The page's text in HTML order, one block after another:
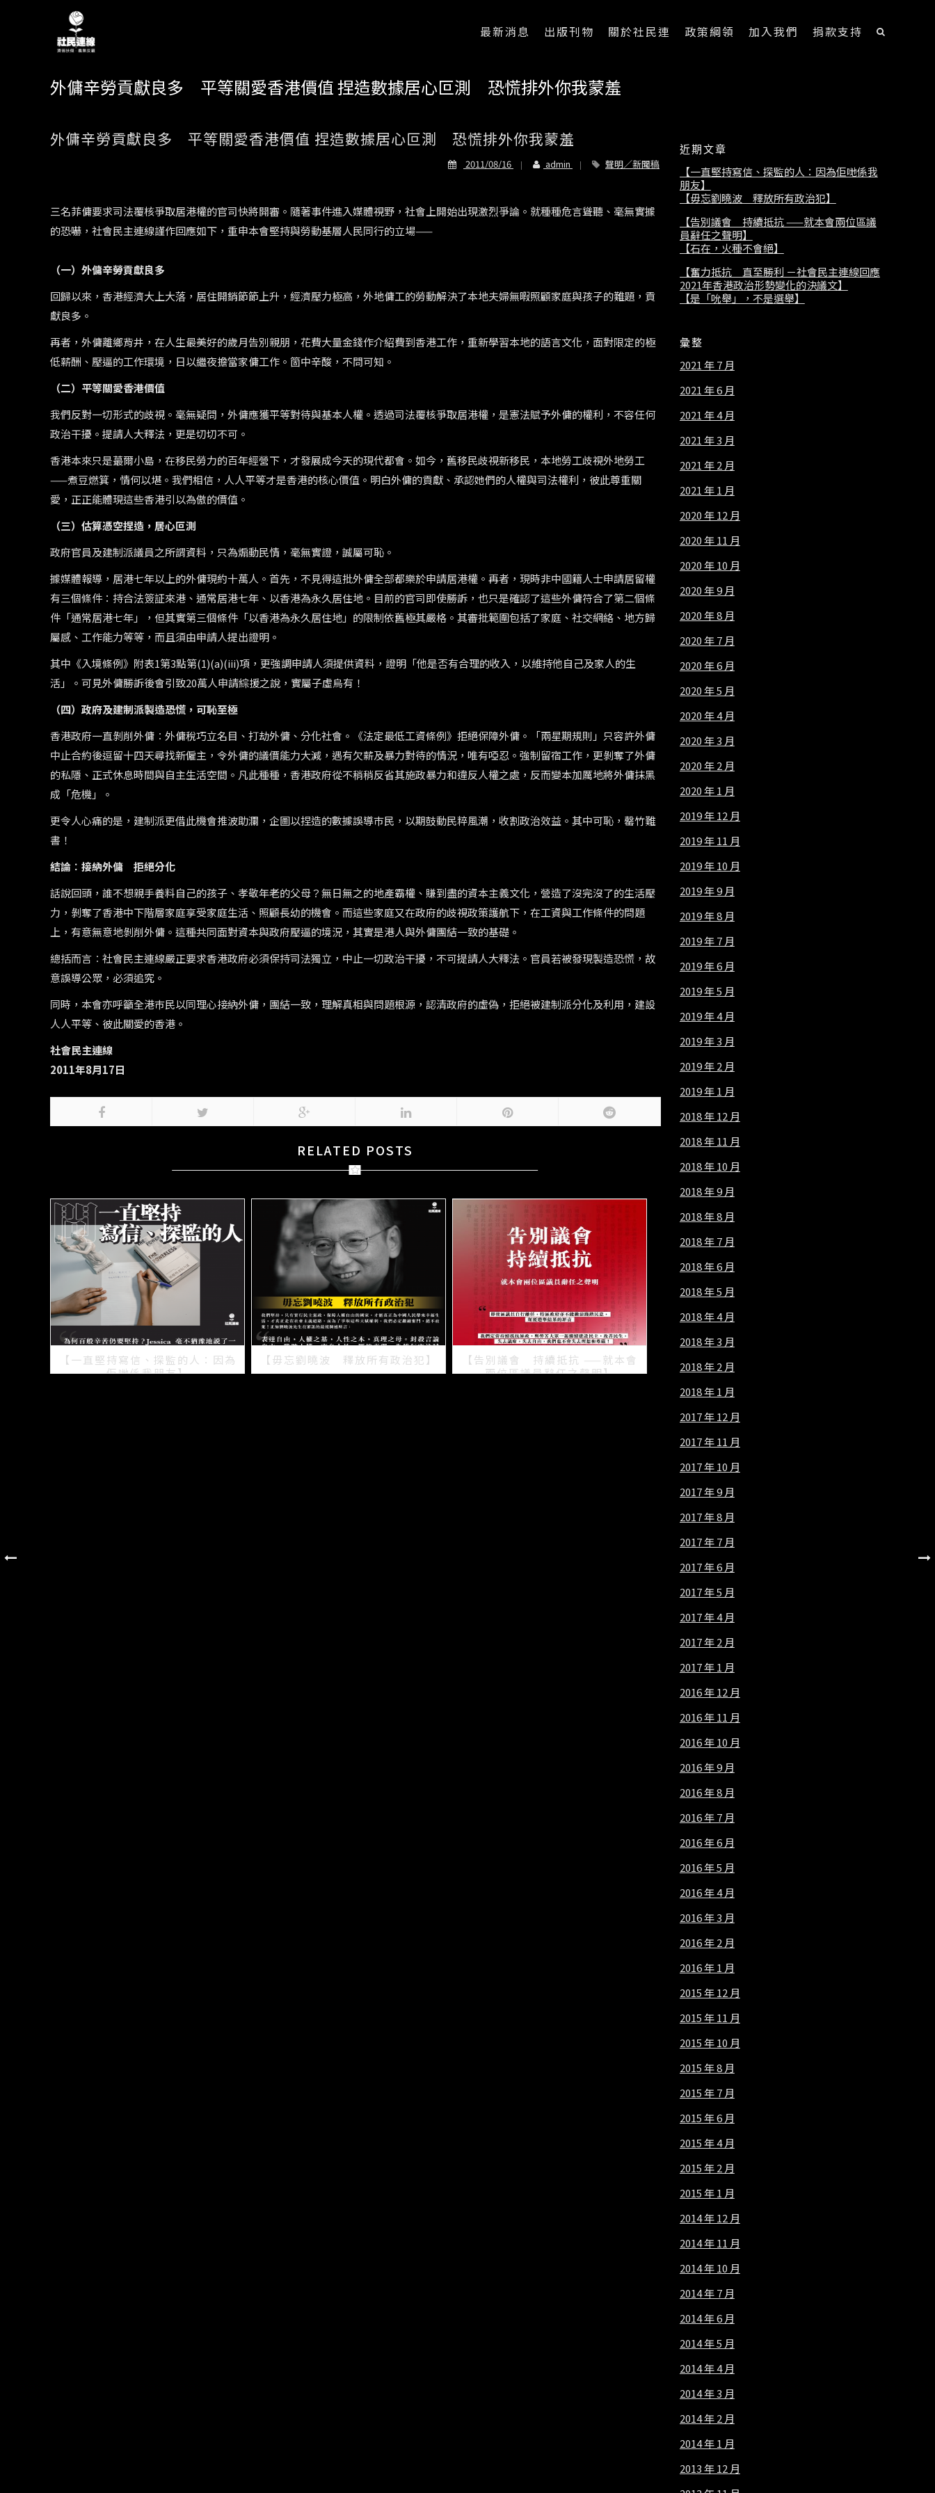
最新消息 出版刊物 關於社民連 政策綱領 加入我們 捐款支持
外傭辛勞貢獻良多 平等關愛香港價值 捏造數據居心叵測 恐慌排外你我蒙羞
外傭辛勞貢獻良多 平等關愛香港價值 捏造數據居心叵測 恐慌排外你我蒙羞
2011/08/16 admin 聲明／新聞稿
三名菲傭要求司法覆核爭取居港權的官司快將開審。隨著事件進入媒體視野，社會上開始出現激烈爭論。就種種危言聳聽、毫無實據
的恐嚇，社會民主連線謹作回應如下，重申本會堅持與勞動基層人民同行的立場——
（一）外傭辛勞貢獻良多
回歸以來，香港經濟大上大落，居住開銷節節上升，經濟壓力極高，外地傭工的勞動解決了本地夫婦無暇照顧家庭與孩子的難題，貢
獻良多。
再者，外傭離鄉背井，在人生最美好的歲月告別親朋，花費大量金錢作介紹費到香港工作，重新學習本地的語言文化，面對限定的極
低薪酬、壓逼的工作環境，日以繼夜擔當家傭工作。箇中辛酸，不問可知。
（二）平等關愛香港價值
我們反對一切形式的歧視。毫無疑問，外傭應獲平等對待與基本人權。透過司法覆核爭取居港權，是憲法賦予外傭的權利，不容任何
政治干擾。提請人大釋法，更是切切不可。
香港本來只是蕞爾小島，在移民勞力的百年經營下，才發展成今天的現代都會。如今，舊移民歧視新移民，本地勞工歧視外地勞工
——煮豆燃箕，情何以堪。我們相信，人人平等才是香港的核心價值。明白外傭的貢獻、承認她們的人權與司法權利，彼此尊重關
愛，正正能體現這些香港引以為傲的價值。
（三）估算憑空捏造，居心叵測
政府官員及建制派議員之所謂資料，只為煽動民情，毫無實證，誠屬可恥。
據媒體報導，居港七年以上的外傭現約十萬人。首先，不見得這批外傭全部都樂於申請居港權。再者，現時非中國籍人士申請居留權
有三個條件：持合法簽証來港、通常居港七年、以香港為永久居住地。目前的官司即使勝訴，也只是確認了這些外傭符合了第二個條
件「通常居港七年」，但其實第三個條件「以香港為永久居住地」的限制依舊極其嚴格。其審批範圍包括了家庭、社交網絡、地方歸
屬感、工作能力等等，而且須由申請人提出證明。
其中《入境條例》附表1第3點第(1)(a)(iii)項，更強調申請人須提供資料，證明「他是否有合理的收入，以維持他自己及家人的生
活」。可見外傭勝訴後會引致20萬人申請綜援之說，實屬子虛烏有！
（四）政府及建制派製造恐慌，可恥至極
香港政府一直剝削外傭︰外傭稅巧立名目、打劫外傭、分化社會。《法定最低工資條例》拒絕保障外傭。「兩星期規則」只容許外傭
中止合約後逗留十四天尋找新僱主，令外傭的議價能力大減，遇有欠薪及暴力對待的情況，唯有啞忍。強制留宿工作，更剝奪了外傭
的私隱、正式休息時間與自主生活空間。凡此種種，香港政府從不稍稍反省其施政暴力和違反人權之處，反而變本加厲地將外傭抹黑
成「危機」。
更令人心痛的是，建制派更借此機會推波助瀾，企圖以捏造的數據誤導巿民，以期鼓動民粹風潮，收割政治效益。其中可恥，罄竹難
書！
結論︰接納外傭 拒絕分化
話說回頭，誰不想親手養料自己的孩子、孝敬年老的父母？無日無之的地產霸權、賺到盡的資本主義文化，營造了沒完沒了的生活壓
力，剝奪了香港中下階層家庭享受家庭生活、照顧長幼的機會。而這些家庭又在政府的歧視政策護航下，在工資與工作條件的問題
上，有意無意地剝削外傭。這種共同面對資本與政府壓逼的境況，其實是港人與外傭團結一致的基礎。
總括而言︰社會民主連線嚴正要求香港政府必須保持司法獨立，中止一切政治干擾，不可提請人大釋法。官員若被發現製造恐慌，故
意誤導公眾，必須追究。
同時，本會亦呼籲全港巿民以同理心接納外傭，團結一致，理解真相與問題根源，認清政府的虛偽，拒絕被建制派分化及利用，建設
人人平等、彼此關愛的香港。
社會民主連線
2011年8月17日
RELATED POSTS
【一直堅持寫信、探監的人：因為
佢哋係我朋友】
【毋忘劉曉波 釋放所有政治犯】
【告別議會 持續抵抗 ——就本會
兩位區議員辭任之聲明】
近期文章
【一直堅持寫信、探監的人：因為佢哋係我
朋友】
【毋忘劉曉波 釋放所有政治犯】
【告別議會 持續抵抗 ——就本會兩位區議
員辭任之聲明】
【石在，火種不會絕】
【奮力抵抗 直至勝利 －社會民主連線回應
2021年香港政治形勢變化的決議文】
【是「吮舉」，不是選舉】
彙整
2021 年 7 月
2021 年 6 月
2021 年 4 月
2021 年 3 月
2021 年 2 月
2021 年 1 月
2020 年 12 月
2020 年 11 月
2020 年 10 月
2020 年 9 月
2020 年 8 月
2020 年 7 月
2020 年 6 月
2020 年 5 月
2020 年 4 月
2020 年 3 月
2020 年 2 月
2020 年 1 月
2019 年 12 月
2019 年 11 月
2019 年 10 月
2019 年 9 月
2019 年 8 月
2019 年 7 月
2019 年 6 月
2019 年 5 月
2019 年 4 月
2019 年 3 月
2019 年 2 月
2019 年 1 月
2018 年 12 月
2018 年 11 月
2018 年 10 月
2018 年 9 月
2018 年 8 月
2018 年 7 月
2018 年 6 月
2018 年 5 月
2018 年 4 月
2018 年 3 月
2018 年 2 月
2018 年 1 月
2017 年 12 月
2017 年 11 月
2017 年 10 月
2017 年 9 月
2017 年 8 月
2017 年 7 月
2017 年 6 月
2017 年 5 月
2017 年 4 月
2017 年 2 月
2017 年 1 月
2016 年 12 月
2016 年 11 月
2016 年 10 月
2016 年 9 月
2016 年 8 月
2016 年 7 月
2016 年 6 月
2016 年 5 月
2016 年 4 月
2016 年 3 月
2016 年 2 月
2016 年 1 月
2015 年 12 月
2015 年 11 月
2015 年 10 月
2015 年 8 月
2015 年 7 月
2015 年 6 月
2015 年 4 月
2015 年 2 月
2015 年 1 月
2014 年 12 月
2014 年 11 月
2014 年 10 月
2014 年 7 月
2014 年 6 月
2014 年 5 月
2014 年 4 月
2014 年 3 月
2014 年 2 月
2014 年 1 月
2013 年 12 月